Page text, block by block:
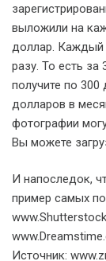
выложили на
доллар. Каждый
разу. То есть
получите по 300
долларов в
фотографии
Вы можете
И напоследок,
пример самых
Источник: